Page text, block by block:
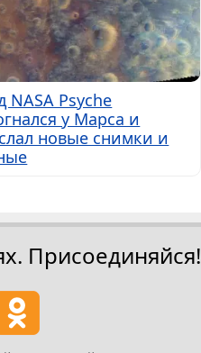
NASA Psyche
у Марса и
новые снимки и
Присоединяйся!